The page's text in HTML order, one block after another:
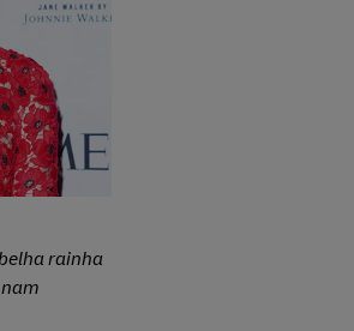
rainha